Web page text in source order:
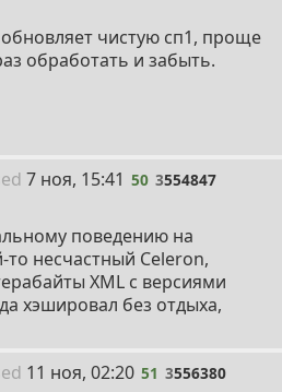
чистую сп1, проще
обработать и забыть.
50
7 ноя, 15:41 50 3554847
поведению на
несчастный Celeron,
XML с версиями
хэшировал без отдыха,
51
11 ноя, 02:20 51 3556380